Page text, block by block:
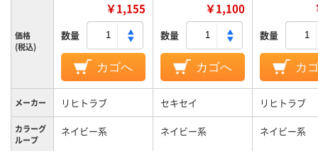
価格
(税込)
￥1,155
数量
カゴへ
￥1,100
数量
カゴへ
数量
カ
メーカー リヒトラブ セキセイ リヒトラブ
カラーグ
ループ
ネイビー系 ネイビー系 ネイビー系